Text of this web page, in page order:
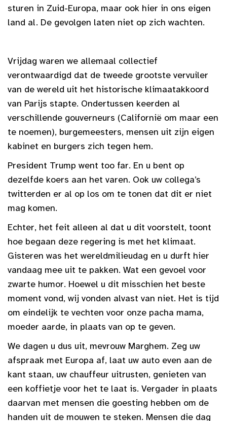
sturen in Zuid-Europa, maar ook hier in ons eigen
land al. De gevolgen laten niet op zich wachten.
Vrijdag waren we allemaal collectief
verontwaardigd dat de tweede grootste vervuiler
van de wereld uit het historische klimaatakkoord
van Parijs stapte. Ondertussen keerden al
verschillende gouverneurs (Californië om maar een
te noemen), burgemeesters, mensen uit zijn eigen
kabinet en burgers zich tegen hem.
President Trump went too far. En u bent op
dezelfde koers aan het varen. Ook uw collega’s
twitterden er al op los om te tonen dat dit er niet
mag komen.
Echter, het feit alleen al dat u dit voorstelt, toont
hoe begaan deze regering is met het klimaat.
Gisteren was het wereldmilieudag en u durft hier
vandaag mee uit te pakken. Wat een gevoel voor
zwarte humor. Hoewel u dit misschien het beste
moment vond, wij vonden alvast van niet. Het is tijd
om eindelijk te vechten voor onze pacha mama,
moeder aarde, in plaats van op te geven.
We dagen u dus uit, mevrouw Marghem. Zeg uw
afspraak met Europa af, laat uw auto even aan de
kant staan, uw chauffeur uitrusten, genieten van
een koffietje voor het te laat is. Vergader in plaats
daarvan met mensen die goesting hebben om de
handen uit de mouwen te steken. Mensen die dag